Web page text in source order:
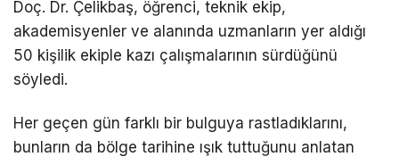
Doç. Dr. Çelikbaş, öğrenci, teknik ekip,
akademisyenler ve alanında uzmanların yer aldığı
50 kişilik ekiple kazı çalışmalarının sürdüğünü
söyledi.
Her geçen gün farklı bir bulguya rastladıklarını,
bunların da bölge tarihine ışık tuttuğunu anlatan